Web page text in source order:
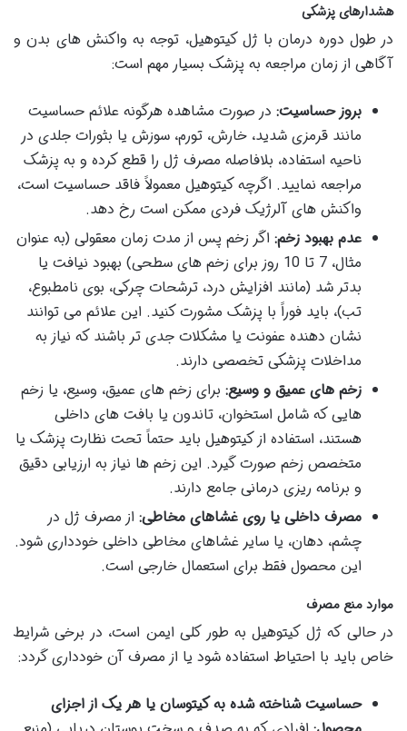
هشدارهای پزشکی
در طول دوره درمان با ژل کیتوهیل، توجه به واکنش های بدن و
آگاهی از زمان مراجعه به پزشک بسیار مهم است:
بروز حساسیت: در صورت مشاهده هرگونه علائم حساسیت
مانند قرمزی شدید، خارش، تورم، سوزش یا بثورات جلدی در
ناحیه استفاده، بلافاصله مصرف ژل را قطع کرده و به پزشک
مراجعه نمایید. اگرچه کیتوهیل معمولاً فاقد حساسیت است،
واکنش های آلرژیک فردی ممکن است رخ دهد.
عدم بهبود زخم: اگر زخم پس از مدت زمان معقولی (به عنوان
مثال، 7 تا 10 روز برای زخم های سطحی) بهبود نیافت یا
بدتر شد (مانند افزایش درد، ترشحات چرکی، بوی نامطبوع،
تب)، باید فوراً با پزشک مشورت کنید. این علائم می توانند
نشان دهنده عفونت یا مشکلات جدی تر باشند که نیاز به
مداخلات پزشکی تخصصی دارند.
زخم های عمیق و وسیع: برای زخم های عمیق، وسیع، یا زخم
هایی که شامل استخوان، تاندون یا بافت های داخلی
هستند، استفاده از کیتوهیل باید حتماً تحت نظارت پزشک یا
متخصص زخم صورت گیرد. این زخم ها نیاز به ارزیابی دقیق
و برنامه ریزی درمانی جامع دارند.
مصرف داخلی یا روی غشاهای مخاطی: از مصرف ژل در
چشم، دهان، یا سایر غشاهای مخاطی داخلی خودداری شود.
این محصول فقط برای استعمال خارجی است.
موارد منع مصرف
در حالی که ژل کیتوهیل به طور کلی ایمن است، در برخی شرایط
خاص باید با احتیاط استفاده شود یا از مصرف آن خودداری گردد:
حساسیت شناخته شده به کیتوسان یا هر یک از اجزای